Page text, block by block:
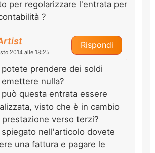
per regolarizzare l'entrata per
?
Rispondi
2014 alle 18:25
potete prendere dei soldi
nulla?
può questa entrata essere
visto che è in cambio
prestazione verso terzi?
spiegato nell'articolo dovete
una fattura e pagare le